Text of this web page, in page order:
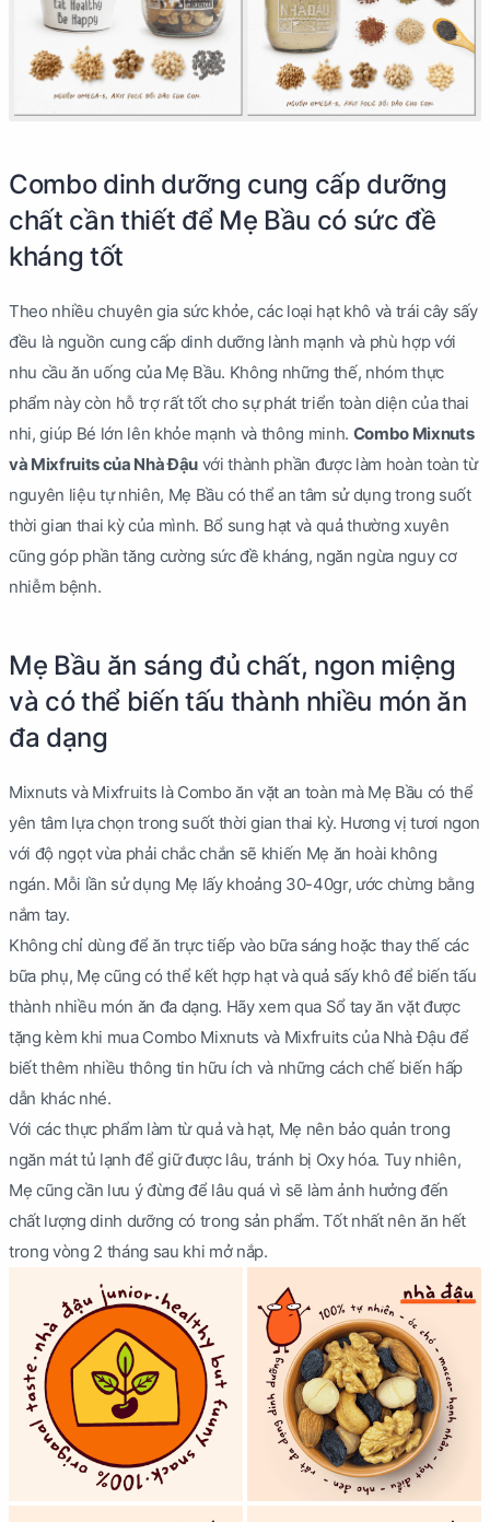
Combo dinh dưỡng cung cấp dưỡng
chất cần thiết để Mẹ Bầu có sức đề
kháng tốt
Theo nhiều chuyên gia sức khỏe, các loại hạt khô và trái cây sấy
đều là nguồn cung cấp dinh dưỡng lành mạnh và phù hợp với
nhu cầu ăn uống của Mẹ Bầu. Không những thế, nhóm thực
phẩm này còn hỗ trợ rất tốt cho sự phát triển toàn diện của thai
nhi, giúp Bé lớn lên khỏe mạnh và thông minh. Combo Mixnuts
và Mixfruits của Nhà Đậuvới thành phần được làm hoàn toàn từ
nguyên liệu tự nhiên, Mẹ Bầu có thể an tâm sử dụng trong suốt
thời gian thai kỳ của mình. Bổ sung hạt và quả thường xuyên
cũng góp phần tăng cường sức đề kháng, ngăn ngừa nguy cơ
nhiễm bệnh.
Mẹ Bầu ăn sáng đủ chất, ngon miệng
và có thể biến tấu thành nhiều món ăn
đa dạng
Mixnuts và Mixfruits là Combo ăn vặt an toàn mà Mẹ Bầu có thể
yên tâm lựa chọn trong suốt thời gian thai kỳ. Hương vị tươi ngon
với độ ngọt vừa phải chắc chắn sẽ khiến Mẹ ăn hoài không
ngán. Mỗi lần sử dụng Mẹ lấy khoảng 30-40gr, ước chừng bằng
nắm tay.
Không chỉ dùng để ăn trực tiếp vào bữa sáng hoặc thay thế các
bữa phụ, Mẹ cũng có thể kết hợp hạt và quả sấy khô để biến tấu
thành nhiều món ăn đa dạng. Hãy xem qua Sổ tay ăn vặt được
tặng kèm khi mua Combo Mixnuts và Mixfruits của Nhà Đậu để
biết thêm nhiều thông tin hữu ích và những cách chế biến hấp
dẫn khác nhé.
Với các thực phẩm làm từ quả và hạt, Mẹ nên bảo quản trong
ngăn mát tủ lạnh để giữ được lâu, tránh bị Oxy hóa. Tuy nhiên,
Mẹ cũng cần lưu ý đừng để lâu quá vì sẽ làm ảnh hưởng đến
chất lượng dinh dưỡng có trong sản phẩm. Tốt nhất nên ăn hết
trong vòng 2 tháng sau khi mở nắp.